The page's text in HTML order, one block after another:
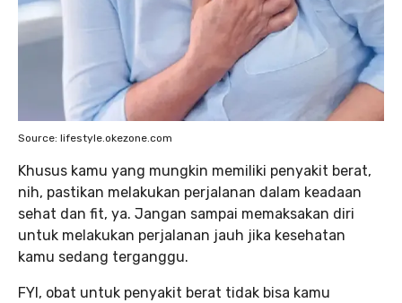
Source: lifestyle.okezone.com
Khusus kamu yang mungkin memiliki penyakit berat,
nih, pastikan melakukan perjalanan dalam keadaan
sehat dan fit, ya. Jangan sampai memaksakan diri
untuk melakukan perjalanan jauh jika kesehatan
kamu sedang terganggu.
FYI, obat untuk penyakit berat tidak bisa kamu